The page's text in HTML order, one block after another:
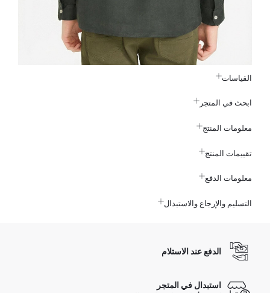
القياسات
ابحث في المتجر
معلومات المنتج
تقييمات المنتج
معلومات الدفع
التسليم والإرجاع والاستبدال
الدفع عند الاستلام
استبدال في المتجر